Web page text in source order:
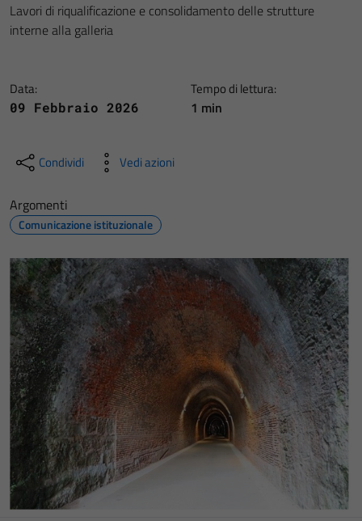
Lavori di riqualificazione e consolidamento delle strutture
interne alla galleria
Data:
09 Febbraio 2026
Tempo di lettura:
1 min
Condividi Vedi azioni
Argomenti
Comunicazione istituzionale